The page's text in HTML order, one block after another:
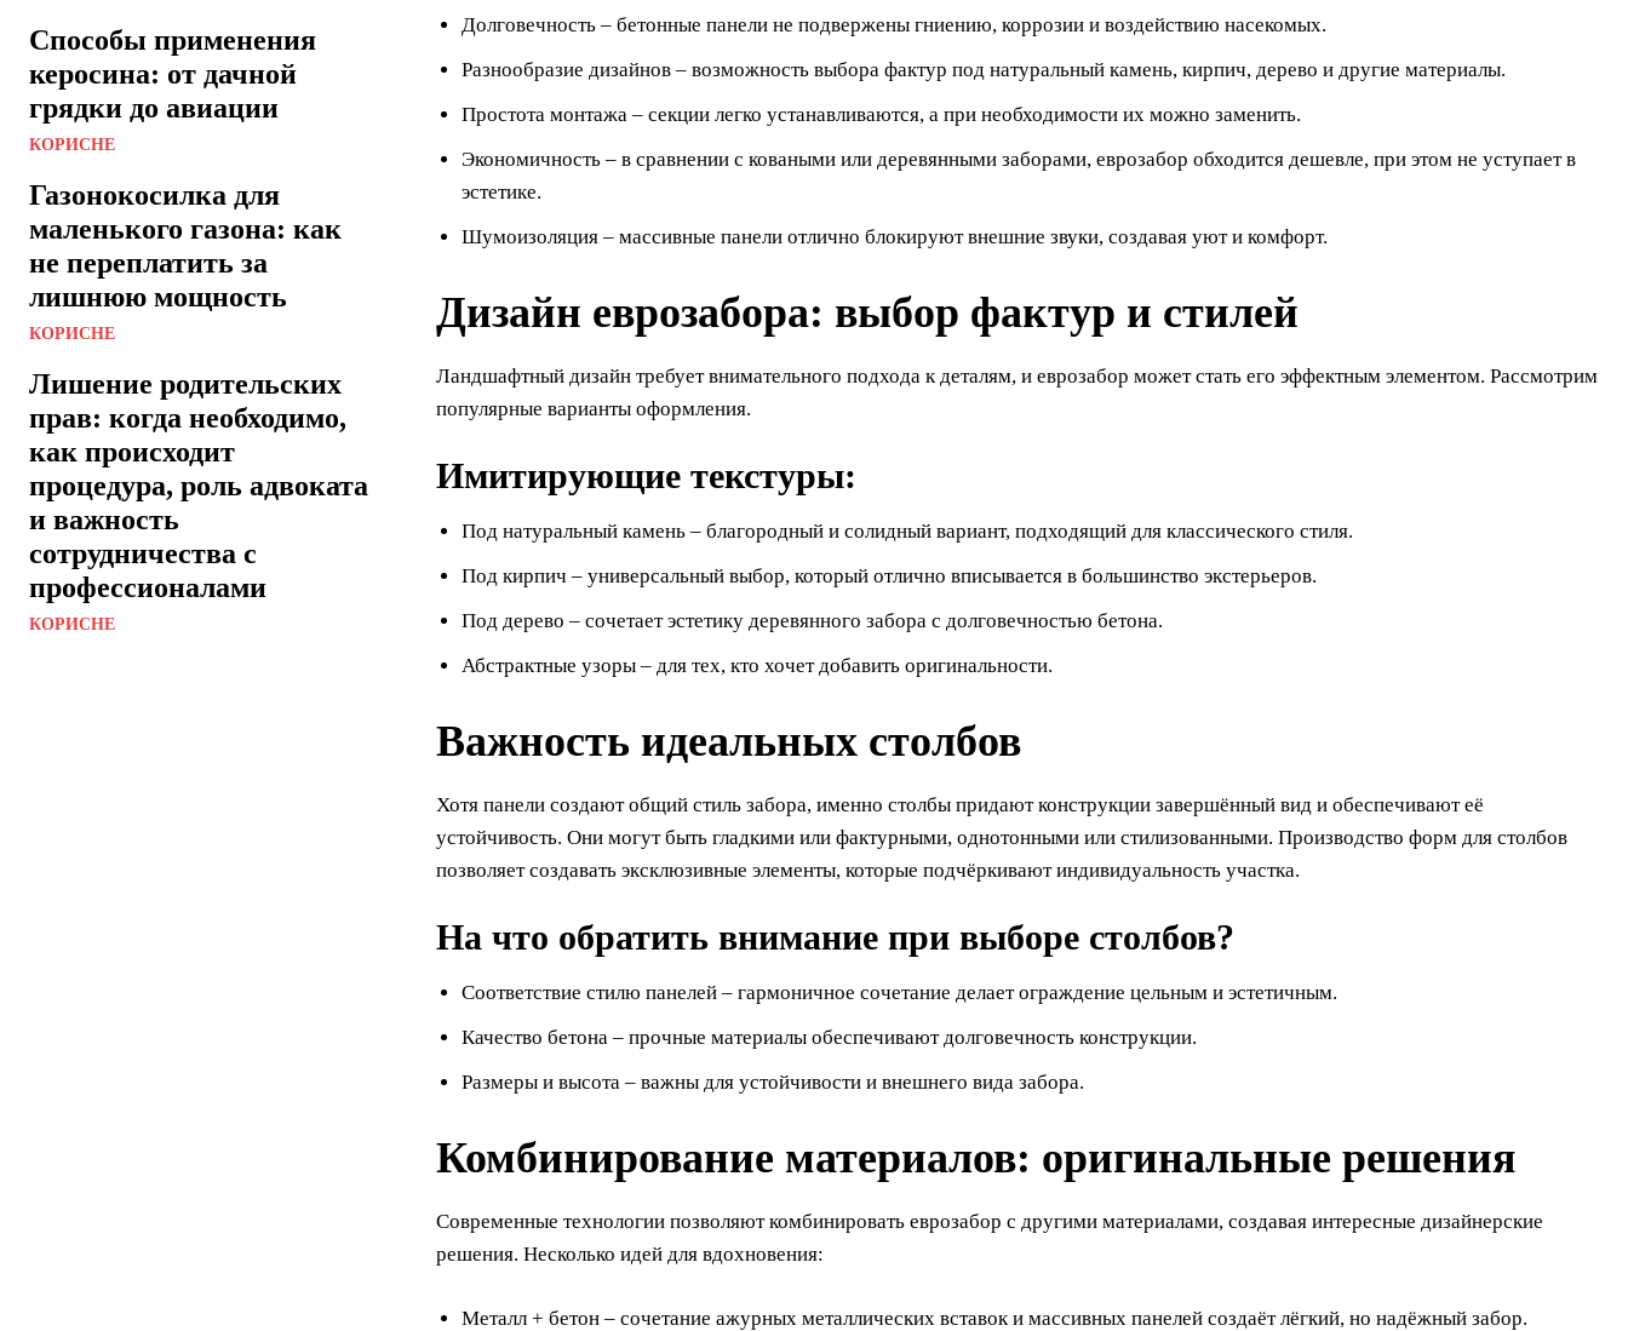
Способы применения
керосина: от дачной
грядки до авиации
КОРИСНЕ
Газонокосилка для
маленького газона: как
не переплатить за
лишнюю мощность
КОРИСНЕ
Лишение родительских
прав: когда необходимо,
как происходит
процедура, роль адвоката
и важность
сотрудничества с
профессионалами
КОРИСНЕ
Долговечность – бетонные панели не подвержены гниению, коррозии и воздействию насекомых.
Разнообразие дизайнов – возможность выбора фактур под натуральный камень, кирпич, дерево и другие материалы.
Простота монтажа – секции легко устанавливаются, а при необходимости их можно заменить.
Экономичность – в сравнении с коваными или деревянными заборами, еврозабор обходится дешевле, при этом не уступает в
эстетике.
Шумоизоляция – массивные панели отлично блокируют внешние звуки, создавая уют и комфорт.
Дизайн еврозабора: выбор фактур и стилей
Ландшафтный дизайн требует внимательного подхода к деталям, и еврозабор может стать его эффектным элементом. Рассмотрим
популярные варианты оформления.
Имитирующие текстуры:
Под натуральный камень – благородный и солидный вариант, подходящий для классического стиля.
Под кирпич – универсальный выбор, который отлично вписывается в большинство экстерьеров.
Под дерево – сочетает эстетику деревянного забора с долговечностью бетона.
Абстрактные узоры – для тех, кто хочет добавить оригинальности.
Важность идеальных столбов
Хотя панели создают общий стиль забора, именно столбы придают конструкции завершённый вид и обеспечивают её
устойчивость. Они могут быть гладкими или фактурными, однотонными или стилизованными. Производство форм для столбов
позволяет создавать эксклюзивные элементы, которые подчёркивают индивидуальность участка.
На что обратить внимание при выборе столбов?
Соответствие стилю панелей – гармоничное сочетание делает ограждение цельным и эстетичным.
Качество бетона – прочные материалы обеспечивают долговечность конструкции.
Размеры и высота – важны для устойчивости и внешнего вида забора.
Комбинирование материалов: оригинальные решения
Современные технологии позволяют комбинировать еврозабор с другими материалами, создавая интересные дизайнерские
решения. Несколько идей для вдохновения:
Металл + бетон – сочетание ажурных металлических вставок и массивных панелей создаёт лёгкий, но надёжный забор.